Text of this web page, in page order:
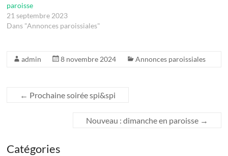
paroisse
21 septembre 2023
Dans "Annonces paroissiales"
admin 8 novembre 2024 Annonces paroissiales
← Prochaine soirée spi&spi
Nouveau : dimanche en paroisse →
Catégories